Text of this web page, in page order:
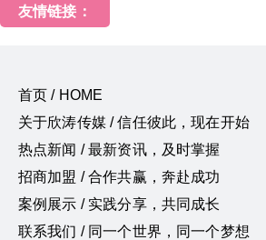
友情链接：
首页 / HOME
关于欣涛传媒 / 信任彼此，现在开始
热点新闻 / 最新资讯，及时掌握
招商加盟 / 合作共赢，奔赴成功
案例展示 / 实践分享，共同成长
联系我们 / 同一个世界，同一个梦想